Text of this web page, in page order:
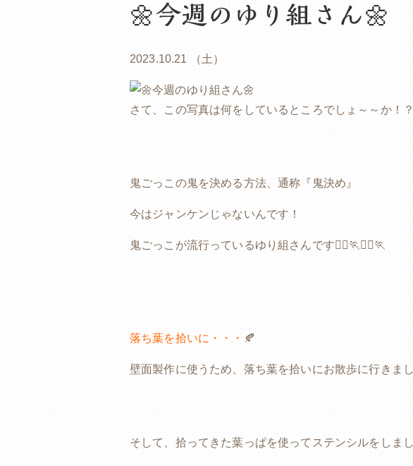
🌼今週のゆり組さん🌼
2023.10.21 （土）
さて、この写真は何をしているところでしょ～～か！？
鬼ごっこの鬼を決める方法、通称『鬼決め』
今はジャンケンじゃないんです！
鬼ごっこが流行っているゆり組さんです🏃‍♂️🏃🏃‍♂️🏃
落ち葉を拾いに・・・ 🍂
壁面製作に使うため、落ち葉を拾いにお散歩に行きまし
そして、拾ってきた葉っぱを使ってステンシルをしま